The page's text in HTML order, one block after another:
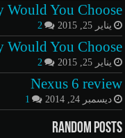
You Choose?
يناير 25, 2015 2
You Choose?
يناير 25, 2015 2
Nexus 6 review
ديسمبر 24, 2014 1
Random Posts